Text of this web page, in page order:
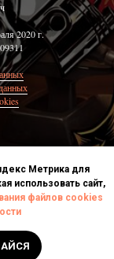
Метрика для
использовать сайт,
файлов cookies
2020 г.